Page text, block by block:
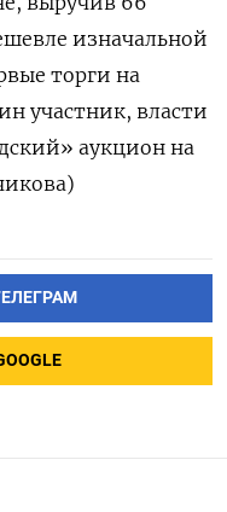
изначальной
торги ​на
участник, власти
аукцион на